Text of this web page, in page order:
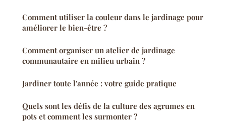
Comment utiliser la couleur dans le jardinage pour
améliorer le bien-être ?
Comment organiser un atelier de jardinage
communautaire en milieu urbain ?
Jardiner toute l'année : votre guide pratique
Quels sont les défis de la culture des agrumes en
pots et comment les surmonter ?